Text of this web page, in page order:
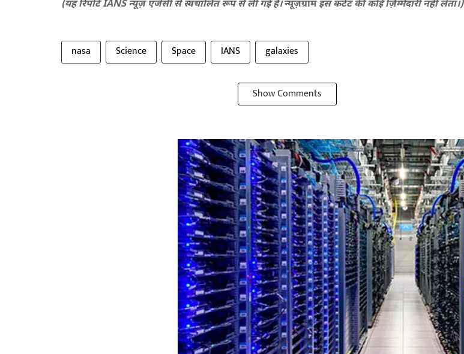
(यह रिपोर्ट IANS न्यूज़ एजेंसी से स्वचालित रूप से ली गई है।न्यूज़ग्रामइस कंटेंट की कोई ज़िम्मेदारी नहीं लेता।)
nasa Science Space IANS galaxies
Show Comments